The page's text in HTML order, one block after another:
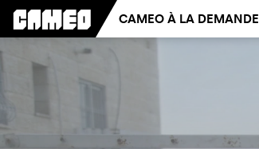
CAMEO À LA DEMANDE